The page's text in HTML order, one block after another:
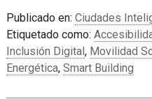
Publicado en: Ciudades
Etiquetado como:
Inclusión Digital, Movilidad
Energética, Smart Building